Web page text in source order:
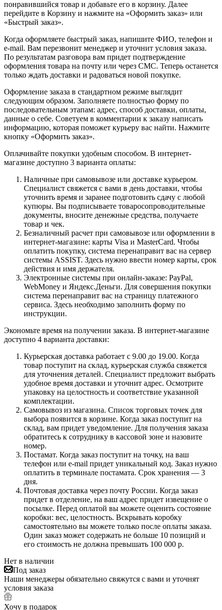
понравившийся товар и добавьте его в корзину. Далее
перейдите в Корзину и нажмите на «Оформить заказ» или
«Быстрый заказ».
Когда оформляете быстрый заказ, напишите ФИО, телефон и
e-mail. Вам перезвонит менеджер и уточнит условия заказа.
По результатам разговора вам придет подтверждение
оформления товара на почту или через СМС. Теперь останется
только ждать доставки и радоваться новой покупке.
Оформление заказа в стандартном режиме выглядит
следующим образом. Заполняете полностью форму по
последовательным этапам: адрес, способ доставки, оплаты,
данные о себе. Советуем в комментарии к заказу написать
информацию, которая поможет курьеру вас найти. Нажмите
кнопку «Оформить заказ».
Оплачивайте покупки удобным способом. В интернет-
магазине доступно 3 варианта оплаты:
Наличные при самовывозе или доставке курьером.
Специалист свяжется с вами в день доставки, чтобы
уточнить время и заранее подготовить сдачу с любой
купюры. Вы подписываете товаросопроводительные
документы, вносите денежные средства, получаете
товар и чек.
Безналичный расчет при самовывозе или оформлении в
интернет-магазине: карты Visa и MasterCard. Чтобы
оплатить покупку, система перенаправит вас на сервер
системы ASSIST. Здесь нужно ввести номер карты, срок
действия и имя держателя.
Электронные системы при онлайн-заказе: PayPal,
WebMoney и Яндекс.Деньги. Для совершения покупки
система перенаправит вас на страницу платежного
сервиса. Здесь необходимо заполнить форму по
инструкции.
Экономьте время на получении заказа. В интернет-магазине
доступно 4 варианта доставки:
Курьерская доставка работает с 9.00 до 19.00. Когда
товар поступит на склад, курьерская служба свяжется
для уточнения деталей. Специалист предложит выбрать
удобное время доставки и уточнит адрес. Осмотрите
упаковку на целостность и соответствие указанной
комплектации.
Самовывоз из магазина. Список торговых точек для
выбора появится в корзине. Когда заказ поступит на
склад, вам придет уведомление. Для получения заказа
обратитесь к сотруднику в кассовой зоне и назовите
номер.
Постамат. Когда заказ поступит на точку, на ваш
телефон или e-mail придет уникальный код. Заказ нужно
оплатить в терминале постамата. Срок хранения — 3
дня.
Почтовая доставка через почту России. Когда заказ
придет в отделение, на ваш адрес придет извещение о
посылке. Перед оплатой вы можете оценить состояние
коробки: вес, целостность. Вскрывать коробку
самостоятельно вы можете только после оплаты заказа.
Один заказ может содержать не больше 10 позиций и
его стоимость не должна превышать 100 000 р.
Нет в наличии
Под заказ
Наши менеджеры обязательно свяжутся с вами и уточнят
условия заказа
Хочу в подарок